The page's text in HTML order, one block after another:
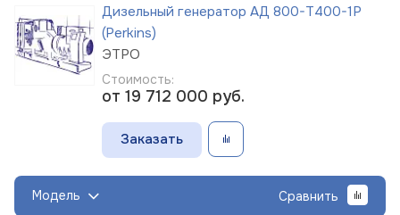
Дизельный генератор АД 800-Т400-1Р
(Perkins)
ЭТРО
Стоимость:
от 19 712 000 руб.
Заказать
Модель Сравнить